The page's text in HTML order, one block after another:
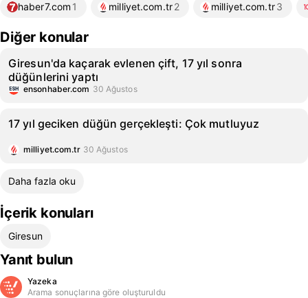
haber7.com 1 milliyet.com.tr2 milliyet.com.tr3
Diğer konular
Giresun'da kaçarak evlenen çift, 17 yıl sonra
düğünlerini yaptı
ensonhaber.com 30 Ağustos
17 yıl geciken düğün gerçekleşti: Çok mutluyuz
milliyet.com.tr 30 Ağustos
Daha fazla oku
İçerik konuları
Giresun
Yanıt bulun
Yazeka
Arama sonuçlarına göre oluşturuldu